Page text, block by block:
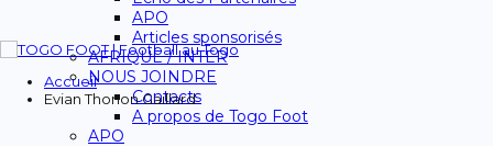
APO
Articles sponsorisés
AFRIQUE / INTER
NOUS JOINDRE
Contacts
A propos de Togo Foot
APO
Accueil
Evian Thonon Gaillard